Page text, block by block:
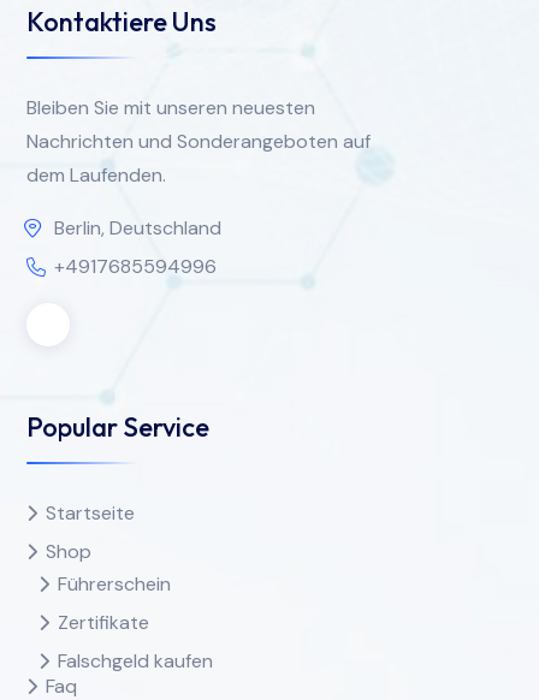
Kontaktiere Uns
Bleiben Sie mit unseren neuesten
Nachrichten und Sonderangeboten auf
dem Laufenden.
Berlin, Deutschland
+4917685594996
Popular Service
Startseite
Shop
Führerschein
Zertifikate
Falschgeld kaufen
Faq